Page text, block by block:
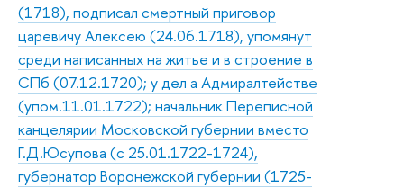
(1718), подписал смертный приговор
царевичу Алексею (24.06.1718), упомянут
среди написанных на житье и в строение в
СПб (07.12.1720); у дел а Адмиралтействе
(упом.11.01.1722); начальник Переписной
канцелярии Московской губернии вместо
Г.Д.Юсупова (с 25.01.1722-1724),
губернатор Воронежской губернии (1725-